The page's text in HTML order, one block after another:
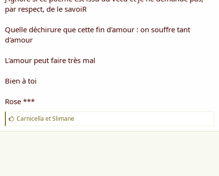
par respect, de le savoiR
Quelle déchirure que cette fin d'amour : on souffre tant
d'amour
L'amour peut faire très mal
Bien à toi
Rose ***
J
'
a
Carnicella etSlimane